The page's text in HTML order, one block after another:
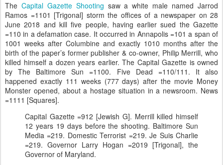
The Capital Gazette Shooting saw a white male named Jarrod
Ramos =1101 [Trigonal] storm the offices of a newspaper on 28
June 2018 and kill five people, having earlier sued the Gazette
=110 in a defamation case. It occurred in Annapolis =101 a span of
1001 weeks after Columbine and exactly 1010 months after the
birth of the paper’s former publisher & co-owner, Philip Merrill, who
killed himself a dozen years earlier. The Capital Gazette is owned
by The Baltimore Sun =1100. Five Dead =110/111. It also
happened exactly 111 weeks (777 days) after the movie Money
Monster opened, about a hostage situation in a newsroom. News
=1111 [Squares].
Capital Gazette =912 [Jewish G]. Merrill killed himself
12 years 19 days before the shooting. Baltimore Sun
Media =219. Domestic Terrorist =219. Je Suis Charlie
=219. Governor Larry Hogan =2019 [Trigonal], the
Governor of Maryland.